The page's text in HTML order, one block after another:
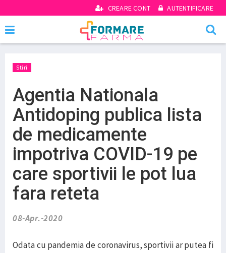
CREARE CONT AUTENTIFICARE
Stiri
Agentia Nationala
Antidoping publica lista
de medicamente
impotriva COVID-19 pe
care sportivii le pot lua
fara reteta
08-Apr.-2020
Odata cu pandemia de coronavirus, sportivii ar putea fi